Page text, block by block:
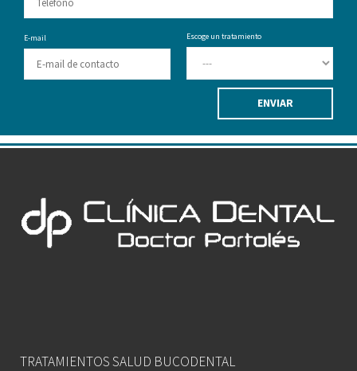
E-mail Escoge un tratamiento
TRATAMIENTOS SALUD BUCODENTAL